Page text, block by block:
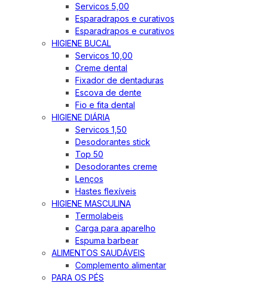
Servicos 5,00
Esparadrapos e curativos
Esparadrapos e curativos
HIGIENE BUCAL
Servicos 10,00
Creme dental
Fixador de dentaduras
Escova de dente
Fio e fita dental
HIGIENE DIÁRIA
Servicos 1,50
Desodorantes stick
Top 50
Desodorantes creme
Lenços
Hastes flexíveis
HIGIENE MASCULINA
Termolabeis
Carga para aparelho
Espuma barbear
ALIMENTOS SAUDÁVEIS
Complemento alimentar
PARA OS PÉS